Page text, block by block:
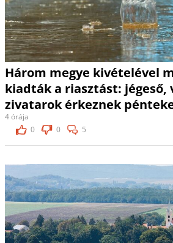
Három megye kivételével
kiadták a riasztást: jégeső,
zivatarok érkeznek
4 órája
0
0 5